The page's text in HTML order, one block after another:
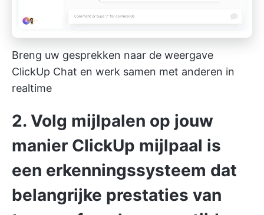
Breng uw gesprekken naar de weergave
ClickUp Chat en werk samen met anderen in
realtime
2. Volg mijlpalen op jouw
manier ClickUp mijlpaal is
een erkenningssysteem dat
belangrijke prestaties van